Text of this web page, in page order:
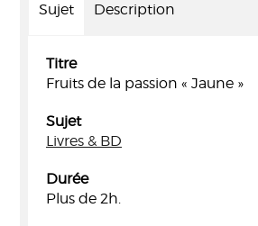
Sujet Description
Titre
Fruits de la passion « Jaune »
Sujet
Livres & BD
Durée
Plus de 2h.